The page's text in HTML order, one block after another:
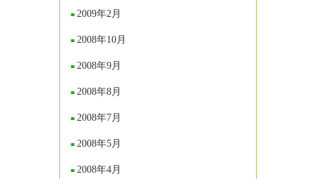
2009年2月
2008年10月
2008年9月
2008年8月
2008年7月
2008年5月
2008年4月